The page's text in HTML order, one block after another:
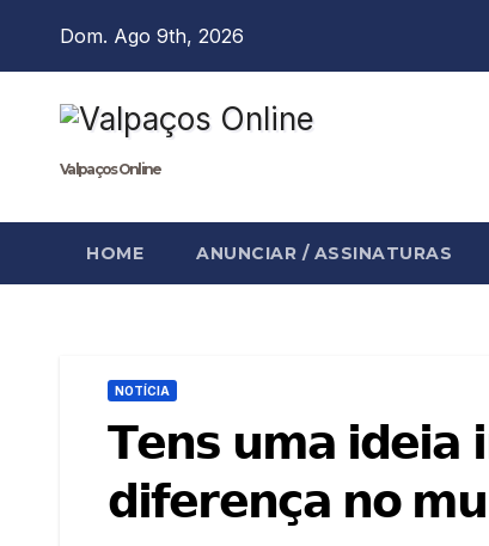
Dom. Ago 9th, 2026
Valpaços Online
HOME ANUNCIAR / ASSINATURAS
NOTÍCIA
𝗧𝗲𝗻𝘀 𝘂𝗺𝗮 𝗶𝗱𝗲𝗶𝗮
𝗱𝗶𝗳𝗲𝗿𝗲𝗻𝗰̧𝗮 𝗻𝗼